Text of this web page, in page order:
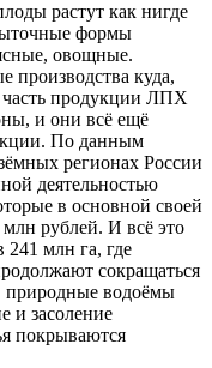
растут как нигде
формы
овощные.
производства куда,
часть продукции ЛПХ
и они всё ещё
По данным
регионах России
деятельностью
в основной своей
рублей. И всё это
241 млн га, где
сокращаться
природные водоёмы
и засоление
покрываются